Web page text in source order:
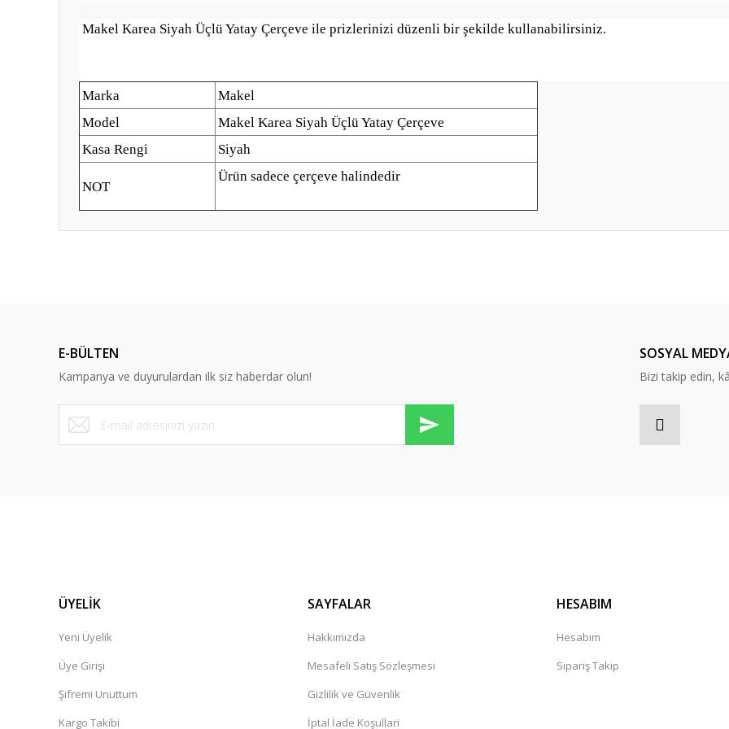
Makel Karea Siyah Üçlü Yatay Çerçeve ile prizlerinizi düzenli bir şekilde kullanabilirsiniz.
Marka
Makel
Model
Makel Karea Siyah Üçlü Yatay Çerçeve
Kasa Rengi
Siyah
NOT
Ürün sadece çerçeve halindedir
Ürün bilgilerinde hatalar bulunuyor.
Ürün fiyatı diğer sitelerden daha pahalı.
Bu ürüne benzer farklı alternatifler olmalı.
E-BÜLTEN
Kampanya ve duyurulardan ilk siz haberdar olun!
SOSYAL
Bizi takip edin,
ÜYELİK
Yeni Üyelik
Üye Girişi
Şifremi Unuttum
Kargo Takibi
SAYFALAR
Hakkımızda
Mesafeli Satış Sözleşmesi
Gizlilik ve Güvenlik
İptal İade Koşullari
HESABIM
Hesabım
Sipariş Takip